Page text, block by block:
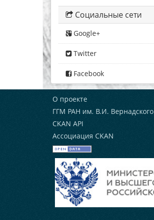
Социальные сети
Google+
Twitter
Facebook
О проекте
ГГМ РАН им. В.И. Вернадского
CKAN API
Ассоциация CKAN